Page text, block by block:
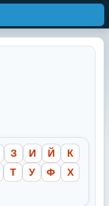
З И Й
К
Т У Ф
Х